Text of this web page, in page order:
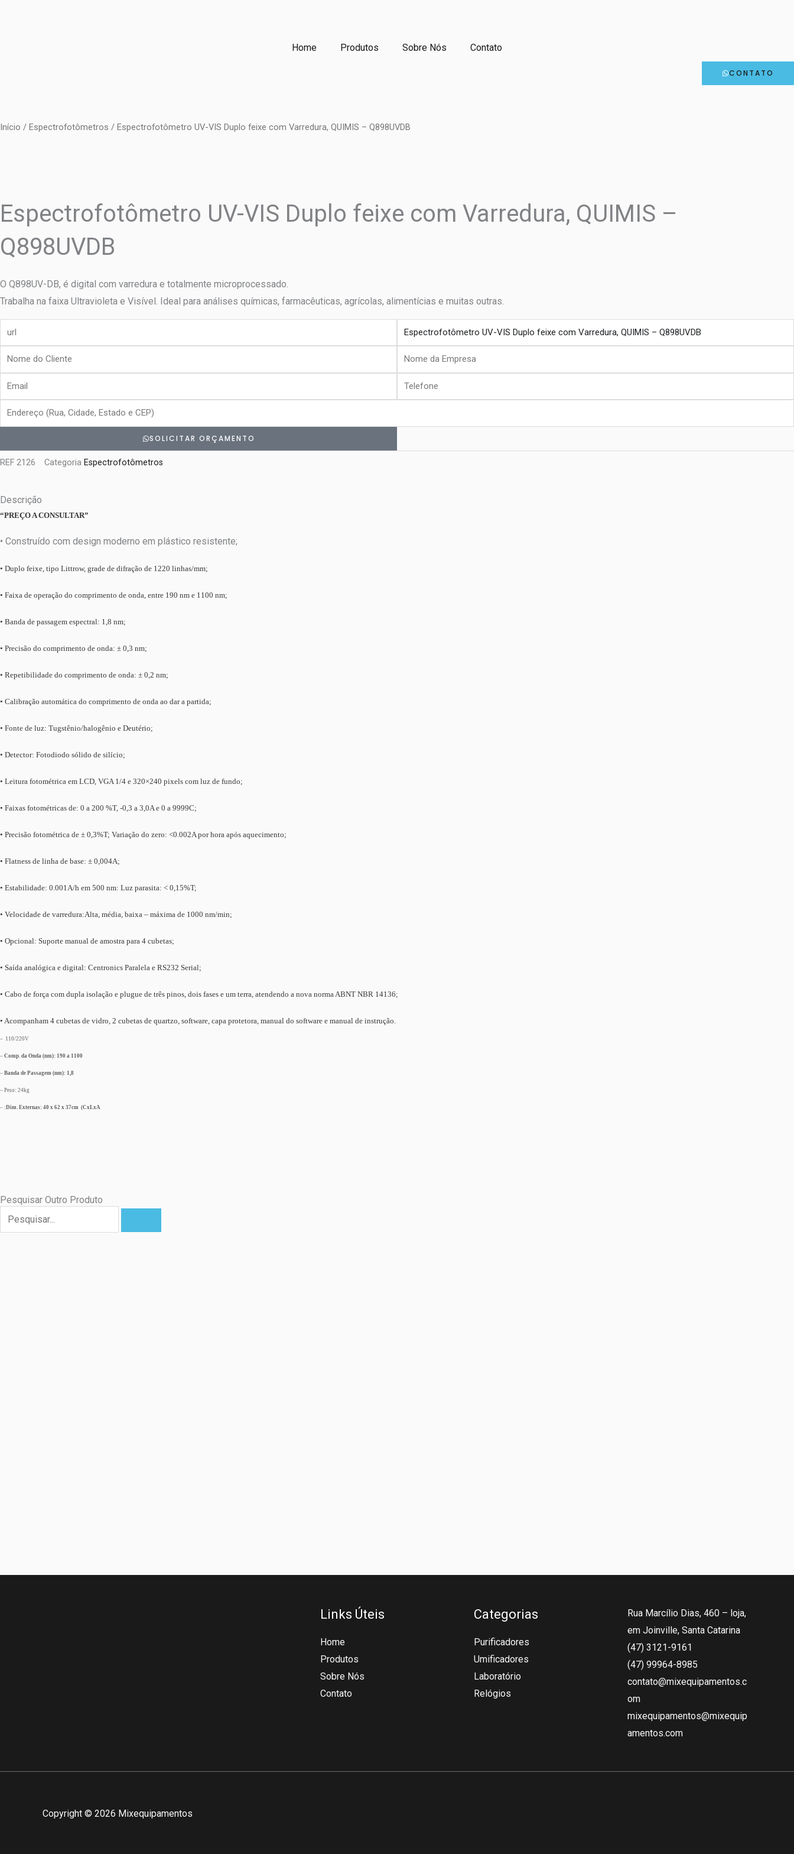
Home Produtos Sobre Nós Contato
CONTATO
Início / Espectrofotômetros / Espectrofotômetro UV-VIS Duplo feixe com Varredura, QUIMIS – Q898UVDB
Espectrofotômetro UV-VIS Duplo feixe com Varredura, QUIMIS –
Q898UVDB
O Q898UV-DB, é digital com varredura e totalmente microprocessado.
Trabalha na faixa Ultravioleta e Visível. Ideal para análises químicas, farmacêuticas, agrícolas, alimentícias e muitas outras.
produto
Nome
do
Cliente
Nome
da
Empresa
Email Telefone
Endereço
SOLICITAR ORÇAMENTO
REF 2126 Categoria Espectrofotômetros
Descrição
“PREÇO A CONSULTAR”
• Construído com design moderno em plástico resistente;
• Duplo feixe, tipo Littrow, grade de difração de 1220 linhas/mm;
• Faixa de operação do comprimento de onda, entre 190 nm e 1100 nm;
• Banda de passagem espectral: 1,8 nm;
• Precisão do comprimento de onda: ± 0,3 nm;
• Repetibilidade do comprimento de onda: ± 0,2 nm;
• Calibração automática do comprimento de onda ao dar a partida;
• Fonte de luz: Tugstênio/halogênio e Deutério;
• Detector: Fotodiodo sólido de silício;
• Leitura fotométrica em LCD, VGA 1/4 e 320×240 pixels com luz de fundo;
• Faixas fotométricas de: 0 a 200 %T, -0,3 a 3,0A e 0 a 9999C;
• Precisão fotométrica de ± 0,3%T; Variação do zero: <0.002A por hora após aquecimento;
• Flatness de linha de base: ± 0,004A;
• Estabilidade: 0.001A/h em 500 nm: Luz parasita: < 0,15%T;
• Velocidade de varredura:Alta, média, baixa – máxima de 1000 nm/min;
• Opcional: Suporte manual de amostra para 4 cubetas;
• Saída analógica e digital: Centronics Paralela e RS232 Serial;
• Cabo de força com dupla isolação e plugue de três pinos, dois fases e um terra, atendendo a nova norma ABNT NBR 14136;
• Acompanham 4 cubetas de vidro, 2 cubetas de quartzo, software, capa protetora, manual do software e manual de instrução.
– 110/220V
– Comp. da Onda (nm): 190 a 1100
– Banda de Passagem (nm): 1,8
– Peso: 24kg
– :Dim. Externas: 40 x 62 x 37cm (CxLxA
Pesquisar Outro Produto
Pesquisar
Links Úteis
Home
Produtos
Sobre Nós
Contato
Categorias
Purificadores
Umificadores
Laboratório
Relógios
Rua Marcílio Dias, 460 – loja,
em Joinville, Santa Catarina
(47) 3121-9161
(47) 99964-8985
contato@mixequipamentos.c
om
mixequipamentos@mixequip
amentos.com
Copyright © 2026 Mixequipamentos